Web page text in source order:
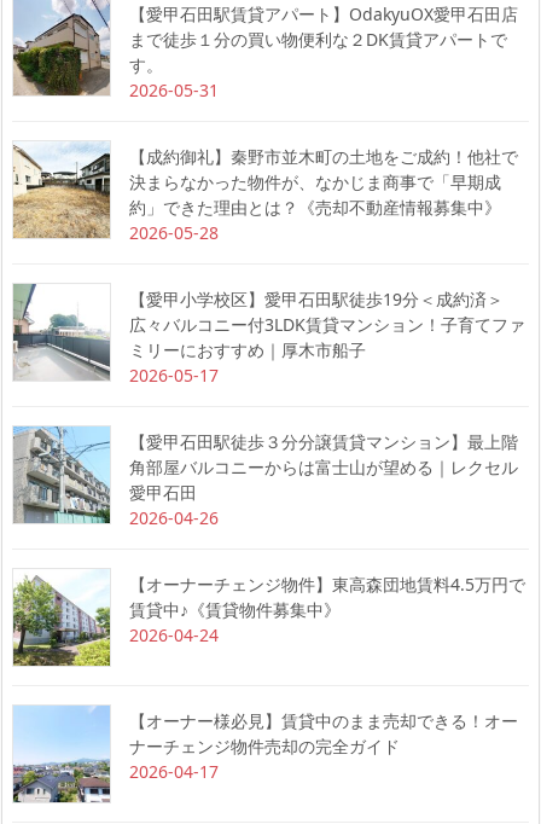
【愛甲石田駅賃貸アパート】OdakyuOX愛甲石田店
まで徒歩１分の買い物便利な２DK賃貸アパートで
す。
2026-05-31
【成約御礼】秦野市並木町の土地をご成約！他社で
決まらなかった物件が、なかじま商事で「早期成
約」できた理由とは？《売却不動産情報募集中》
2026-05-28
【愛甲小学校区】愛甲石田駅徒歩19分＜成約済＞
広々バルコニー付3LDK賃貸マンション！子育てファ
ミリーにおすすめ｜厚木市船子
2026-05-17
【愛甲石田駅徒歩３分分譲賃貸マンション】最上階
角部屋バルコニーからは富士山が望める｜レクセル
愛甲石田
2026-04-26
【オーナーチェンジ物件】東高森団地賃料4.5万円で
賃貸中♪《賃貸物件募集中》
2026-04-24
【オーナー様必見】賃貸中のまま売却できる！オー
ナーチェンジ物件売却の完全ガイド
2026-04-17